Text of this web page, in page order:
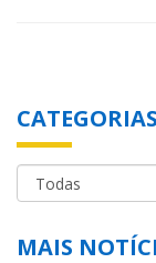
CATEGORIAS
MAIS